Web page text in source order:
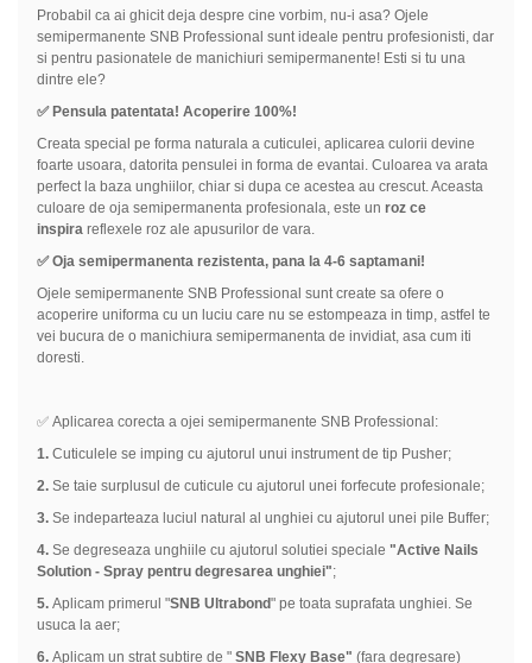
Probabil ca ai ghicit deja despre cine vorbim, nu-i asa? Ojele
semipermanente SNB Professional sunt ideale pentru profesionisti, dar
si pentru pasionatele de manichiuri semipermanente! Esti si tu una
dintre ele?
✅ Pensula patentata! Acoperire 100%!
Creata special pe forma naturala a cuticulei, aplicarea culorii devine
foarte usoara, datorita pensulei in forma de evantai. Culoarea va arata
perfect la baza unghiilor, chiar si dupa ce acestea au crescut. Aceasta
culoare de oja semipermanenta profesionala, este un roz ce
inspira reflexele roz ale apusurilor de vara.
✅ Oja semipermanenta rezistenta, pana la 4-6 saptamani!
Ojele semipermanente SNB Professional sunt create sa ofere o
acoperire uniforma cu un luciu care nu se estompeaza in timp, astfel te
vei bucura de o manichiura semipermanenta de invidiat, asa cum iti
doresti.
✅ Aplicarea corecta a ojei semipermanente SNB Professional:
1.Cuticulele se imping cu ajutorul unui instrument de tip Pusher;
2.Se taie surplusul de cuticule cu ajutorul unei forfecute profesionale;
3.Se indeparteaza luciul natural al unghiei cu ajutorul unei pile Buffer;
4.Se degreseaza unghiile cu ajutorul solutiei speciale "Active Nails
Solution - Spray pentru degresarea unghiei";
5.Aplicam primerul "SNB Ultrabond" pe toata suprafata unghiei. Se
usuca la aer;
6.Aplicam un strat subtire de "SNB Flexy Base" (fara degresare)